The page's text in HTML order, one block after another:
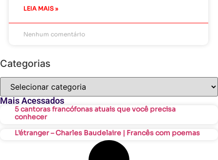
LEIA MAIS »
Nenhum comentário
Categorias
Mais Acessados
5 cantoras francófonas atuais que você precisa
conhecer
L’étranger – Charles Baudelaire | Francês com poemas